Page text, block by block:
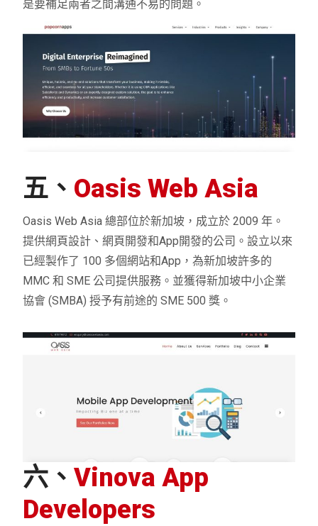
是要補足兩者之間溝通不易的問題。
五、 Oasis Web Asia
Oasis Web Asia 總部位於新加坡，成立於 2009 年。
提供網頁設計、網頁開發和App開發的公司。設立以來
已經製作了 100 多個網站和App，為新加坡許多的
MMC 和 SME 公司提供服務。並獲得新加坡中小企業
協會 (SMBA) 授予有前途的 SME 500 獎。
六、Vinova App
Developers